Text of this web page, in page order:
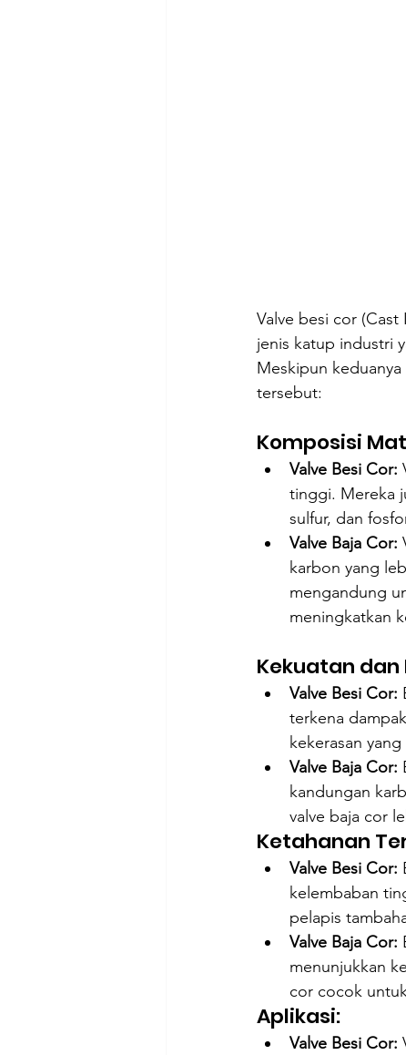
Valve besi cor (Cast
jenis katup industri
Meskipun
tersebut:
Komposisi
Valve Besi Cor:
tinggi. Mereka
sulfur, dan
Valve Baja Cor:
karbon yang
mengandung
meningkatkan
Kekuatan dan
Valve Besi Cor:
terkena
kekerasan
Valve Baja Cor:
kandungan
valve baja cor
Ketahanan
Valve Besi Cor:
kelembaban
pelapis
Valve Baja Cor:
menunjukkan
cor cocok
Aplikasi:
Valve Besi Cor: